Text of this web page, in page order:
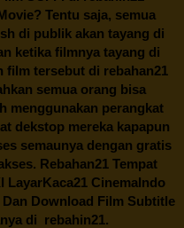
Tentu saja, semua
di publik akan tayang di
ketika filmnya tayang di
film tersebut di rebahan21
semua orang bisa
menggunakan perangkat
dekstop mereka kapapun
semaunya dengan gratis
Rebahan21 Tempat
LayarKaca21 CinemaIndo
Download Film Subtitle
di rebahin21.